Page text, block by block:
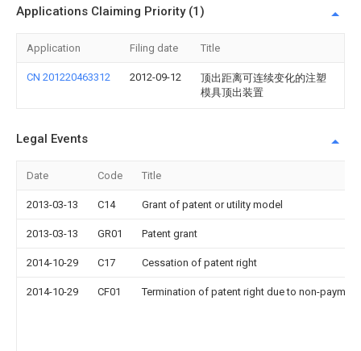
Applications Claiming Priority (1)
Application Filing date Title
CN 201220463312 2012-09-12
顶出距离可连续变化的注塑
模具顶出装置
Legal Events
Date Code Title
2013-03-13 C14 Grant of patent or utility model
2013-03-13 GR01 Patent grant
2014-10-29 C17 Cessation of patent right
2014-10-29 CF01 Termination of patent right due to non-